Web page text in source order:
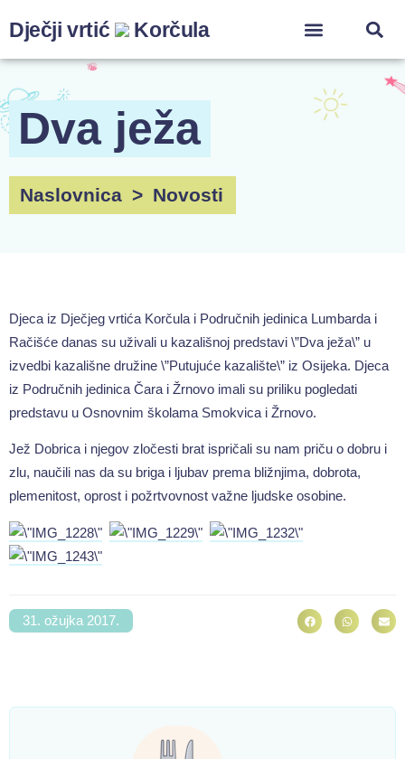
Dječji vrtić Korčula
Dva ježa
Naslovnica > Novosti
Djeca iz Dječjeg vrtića Korčula i Područnih jedinica Lumbarda i
Račišće danas su uživali u kazališnoj predstavi \”Dva ježa\” u
izvedbi kazališne družine \”Putujuće kazalište\” iz Osijeka. Djeca
iz Područnih jedinica Čara i Žrnovo imali su priliku pogledati
predstavu u Osnovnim školama Smokvica i Žrnovo.
Jež Dobrica i njegov zločesti brat ispričali su nam priču o dobru i
zlu, naučili nas da su briga i ljubav prema bližnjima, dobrota,
plemenitost, oprost i požrtvovnost važne ljudske osobine.
31. ožujka 2017.